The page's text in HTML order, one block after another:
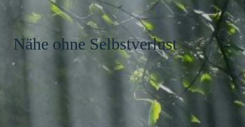
Nähe ohne Selbstverlust